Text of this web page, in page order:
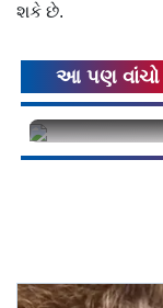
શકે છે.
આ પણ વાંચો
undefined